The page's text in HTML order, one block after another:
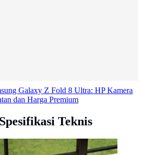
Galaxy Z Fold 8 Ultra: HP Kamera
dan Harga Premium
Teknis
11. dok:consumer.huawei.com